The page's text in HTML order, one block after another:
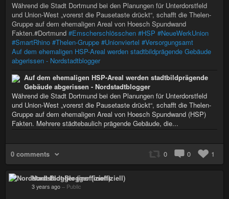
Während die Stadt Dortmund bei den Planungen für Unterdorstfeld
und Union-West „vorerst die Pausetaste drückt“, schafft die Thelen-
Gruppe auf dem ehemaligen Areal von Hoesch Spundwand
Fakten.#Dortmund #Emscherschlösschen #HSP #NeueWerkUnion
#SmartRhino #Thelen-Gruppe #Unionviertel #Versorgungsamt
Auf dem ehemaligen HSP-Areal werden stadtbildprägende Gebäude
abgerissen - Nordstadtblogger
Auf dem ehemaligen HSP-Areal werden stadtbildprägende
Gebäude abgerissen - Nordstadtblogger
Während die Stadt Dortmund bei den Planungen für Unterdorstfeld
und Union-West „vorerst die Pausetaste drückt“, schafft die Thelen-
Gruppe auf dem ehemaligen Areal von Hoesch Spundwand (HSP)
Fakten. Mehrere städtebaulich prägende Gebäude, die...
0 comments 0 0 1
Nordstadt-Blogger (inoffiziell)
3 years ago – Public